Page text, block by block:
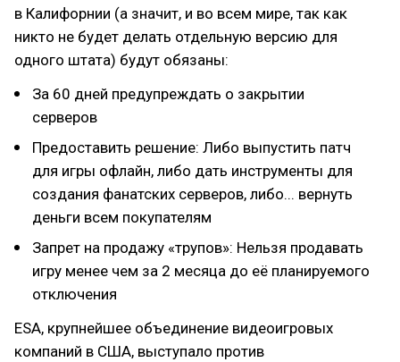
в Калифорнии (а значит, и во всем мире, так как
никто не будет делать отдельную версию для
одного штата) будут обязаны:
За 60 дней предупреждать о закрытии
серверов
Предоставить решение: Либо выпустить патч
для игры офлайн, либо дать инструменты для
создания фанатских серверов, либо... вернуть
деньги всем покупателям
Запрет на продажу «трупов»: Нельзя продавать
игру менее чем за 2 месяца до её планируемого
отключения
ESA, крупнейшее объединение видеоигровых
компаний в США, выступало против